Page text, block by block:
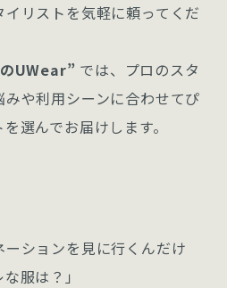
リストを気軽に頼ってくだ
UWear” では、プロのスタ
や利用シーンに合わせてぴ
選んでお届けします。
ーションを見に行くんだけ
服は？」